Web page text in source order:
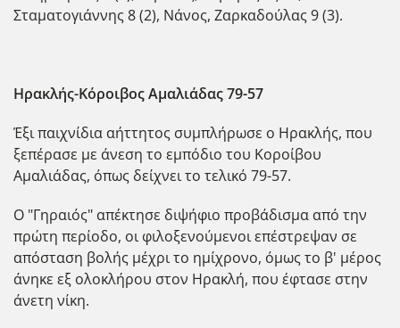
Σταματογιάννης 8 (2), Νάνος, Ζαρκαδούλας 9 (3).
Ηρακλής-Κόροιβος Αμαλιάδας 79-57
Έξι παιχνίδια αήττητος συμπλήρωσε ο Ηρακλής, που
ξεπέρασε με άνεση το εμπόδιο του Κοροίβου
Αμαλιάδας, όπως δείχνει το τελικό 79-57.
Ο "Γηραιός" απέκτησε διψήφιο προβάδισμα από την
πρώτη περίοδο, οι φιλοξενούμενοι επέστρεψαν σε
απόσταση βολής μέχρι το ημίχρονο, όμως το β' μέρος
άνηκε εξ ολοκλήρου στον Ηρακλή, που έφτασε στην
άνετη νίκη.